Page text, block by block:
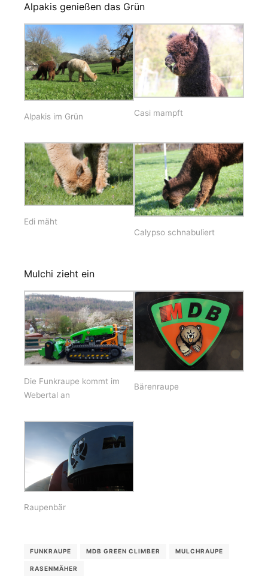
Alpakis genießen das Grün
Alpakis im Grün Casi mampft
Edi mäht
Calypso schnabuliert
Mulchi zieht ein
Die Funkraupe kommt im
Webertal an
Bärenraupe
Raupenbär
FUNKRAUPE MDB GREEN CLIMBER MULCHRAUPE
RASENMÄHER